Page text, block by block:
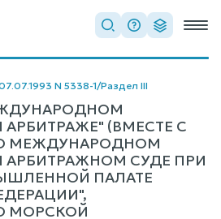
N 5338-1/Раздел III
(ВМЕСТЕ С
МЕЖДУНАРОДНОМ
СУДЕ ПРИ
ПАЛАТЕ
МОРСКОЙ